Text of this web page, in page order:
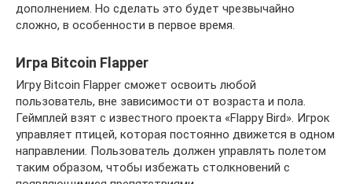
дополнением. Но сделать это будет чрезвычайно
сложно, в особенности в первое время.
Игра Bitcoin Flapper
Игру Bitcoin Flapper сможет освоить любой
пользователь, вне зависимости от возраста и пола.
Геймплей взят с известного проекта «Flappy Bird». Игрок
управляет птицей, которая постоянно движется в одном
направлении. Пользователь должен управлять полетом
таким образом, чтобы избежать столкновений с